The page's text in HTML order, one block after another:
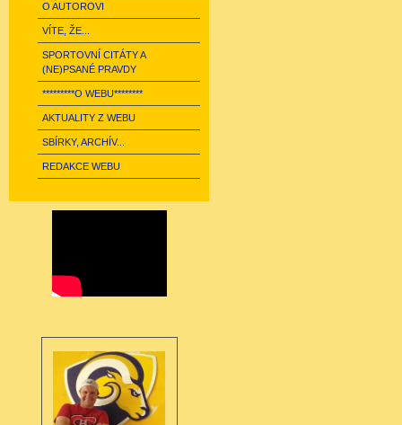
O AUTOROVI
VÍTE, ŽE...
SPORTOVNÍ CITÁTY A
(NE)PSANÉ PRAVDY
*********O WEBU********
AKTUALITY Z WEBU
SBÍRKY, ARCHÍV...
REDAKCE WEBU